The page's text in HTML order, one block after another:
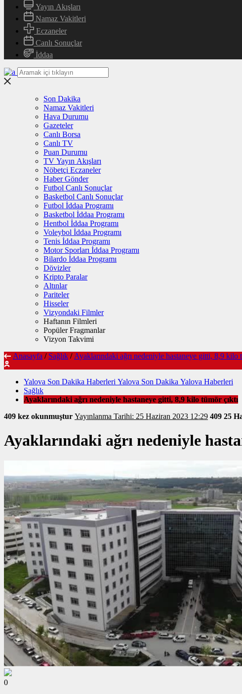
Yayın Akışları
Namaz Vakitleri
Eczaneler
Canlı Sonuçlar
İddaa
Son Dakika
Namaz Vakitleri
Hava Durumu
Gazeteler
Canlı Borsa
Canlı TV
Puan Durumu
TV Yayın Akışları
Nöbetçi Eczaneler
Haber Gönder
Futbol Canlı Sonuçlar
Basketbol Canlı Sonuçlar
Futbol İddaa Programı
Basketbol İddaa Programı
Hentbol İddaa Programı
Voleybol İddaa Programı
Tenis İddaa Programı
Motor Sporları İddaa Programı
Bilardo İddaa Programı
Dövizler
Kripto Paralar
Altınlar
Pariteler
Hisseler
Vizyondaki Filmler
Haftanın Filmleri
Popüler Fragmanlar
Vizyon Takvimi
Anasayfa / Sağlık / Ayaklarındaki ağrı nedeniyle hastaneye gitti, 8,9 kilo
Yalova Son Dakika Haberleri Yalova Son Dakika Yalova Haberleri
Sağlık
Ayaklarındaki ağrı nedeniyle hastaneye gitti, 8,9 kilo tümör çıktı
409 kez okunmuştur
Yayınlanma Tarihi: 25 Haziran 2023 12:29 409 25
Ayaklarındaki ağrı nedeniyle
0